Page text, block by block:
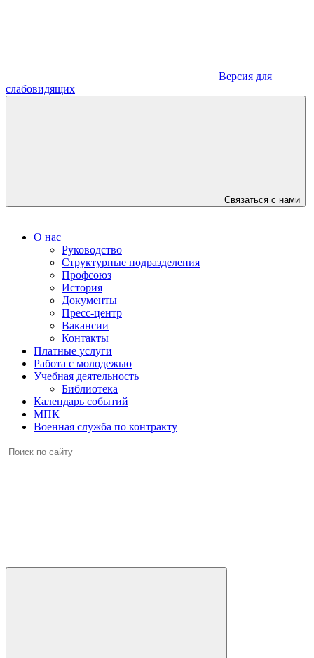
Версия для
слабовидящих
Связаться с нами
О нас
Руководство
Структурные подразделения
Профсоюз
История
Документы
Пресс-центр
Вакансии
Контакты
Платные услуги
Работа с молодежью
Учебная деятельность
Библиотека
Календарь событий
МПК
Военная служба по контракту